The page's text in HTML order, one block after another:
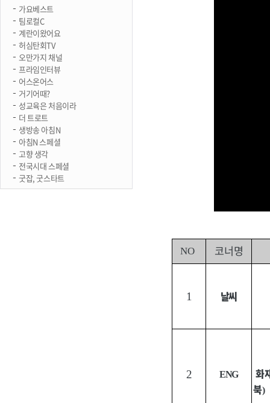
가요베스트
팀로컬C
계란이왔어요
허심탄회TV
오만가지 채널
프라임인터뷰
어스온어스
거기어때?
성교육은 처음이라
더 트로트
생방송 아침N
아침N 스페셜
고향 생각
전국시대 스페셜
굿잡, 굿스타트
NO 코너명
1 날씨
2 ENG
화
북)